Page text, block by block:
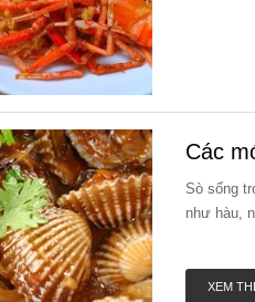
Các
Sò sống
như hàu,
XEM